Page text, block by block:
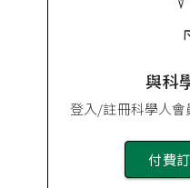
與科
登入/註冊科學人會
付費